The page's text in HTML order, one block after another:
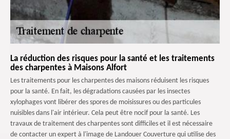
La réduction des risques pour la santé et les traitements
des charpentes à Maisons Alfort
Les traitements pour les charpentes des maisons réduisent les risques
pour la santé. En fait, les dégradations causées par les insectes
xylophages vont libérer des spores de moisissures ou des particules
nuisibles dans l'air intérieur. Cela peut être nocif pour la santé. Les
travaux de traitement des charpentes sont difficiles et il est nécessaire
de contacter un expert à l'image de Landouer Couverture qui utilise des